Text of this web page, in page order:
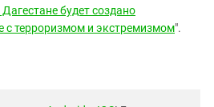
Дагестане будет создано
с терроризмом и экстремизмом".